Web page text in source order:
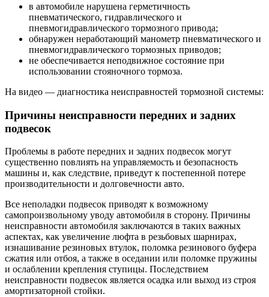
в автомобиле нарушена герметичность
пневматического, гидравлического и
пневмогидравлического тормозного привода;
обнаружен неработающий манометр пневматического и
пневмогидравлического тормозных приводов;
не обеспечивается неподвижное состояние при
использовании стояночного тормоза.
На видео — диагностика неисправностей тормозной системы:
Причины неисправности передних и задних
подвесок
Проблемы в работе передних и задних подвесок могут
существенно повлиять на управляемость и безопасность
машины и, как следствие, приведут к постепенной потере
производительности и долговечности авто.
Все неполадки подвесок приводят к возможному
самопроизвольному уводу автомобиля в сторону. Причины
неисправности автомобиля заключаются в таких важных
аспектах, как увеличение люфта в резьбовых шарнирах,
изнашивание резиновых втулок, поломка резинового буфера
сжатия или отбоя, а также в оседании или поломке пружины
и ослаблении крепления ступицы. Последствием
неисправности подвесок является осадка или выход из строя
амортизаторной стойки.